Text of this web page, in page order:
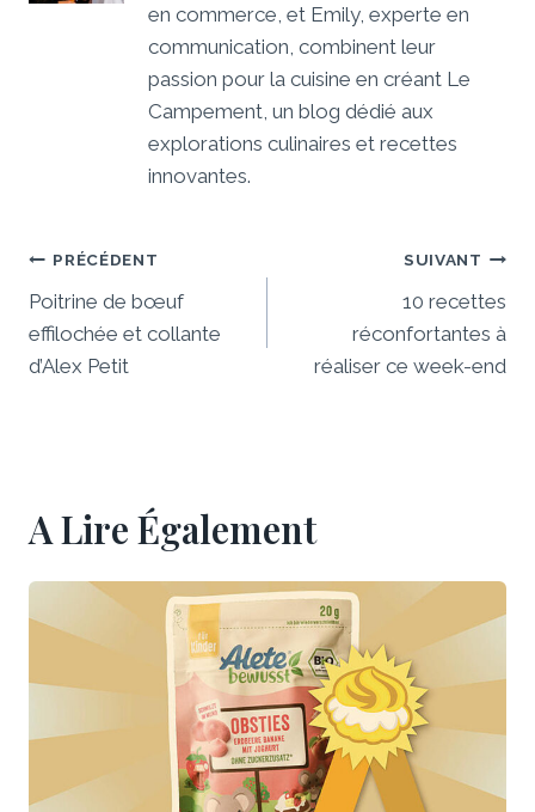
en commerce, et Emily, experte en
communication, combinent leur
passion pour la cuisine en créant Le
Campement, un blog dédié aux
explorations culinaires et recettes
innovantes.
Navigation
De
L’article
PRÉCÉDENT
Poitrine de bœuf
effilochée et collante
d’Alex Petit
SUIVANT
10 recettes
réconfortantes à
réaliser ce week-end
A Lire Également